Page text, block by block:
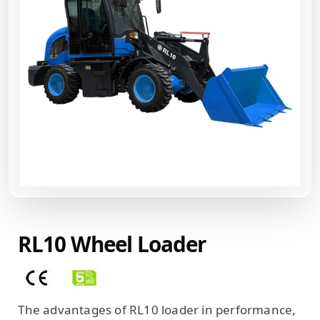
RL10 Wheel Loader
The advantages of RL10 loader in performance,